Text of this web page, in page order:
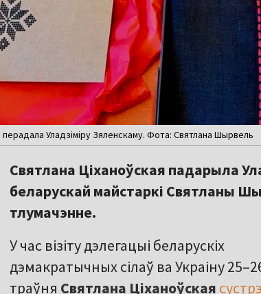
Уладзіміру Зяленскаму. Фота: Святлана Шырвель
Святлана Ціханоўская падарыла
беларускай майстаркі Святланы
тлумачэнне.
У час візіту дэлегацыі беларускіх
дэмакратычных сілаў ва Украіну
траўня Святлана Ціханоўская